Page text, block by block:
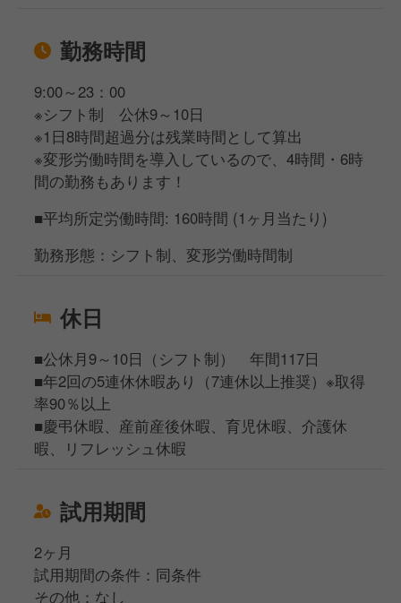
勤務時間
9:00～23：00
※シフト制 公休9～10日
※1日8時間超過分は残業時間として算出
※変形労働時間を導入しているので、4時間・6時
間の勤務もあります！
■平均所定労働時間: 160時間 (1ヶ月当たり)
勤務形態：シフト制、変形労働時間制
休日
■公休月9～10日（シフト制） 年間117日
■年2回の5連休休暇あり（7連休以上推奨）※取得
率90％以上
■慶弔休暇、産前産後休暇、育児休暇、介護休
暇、リフレッシュ休暇
試用期間
2ヶ月
試用期間の条件：同条件
その他：なし